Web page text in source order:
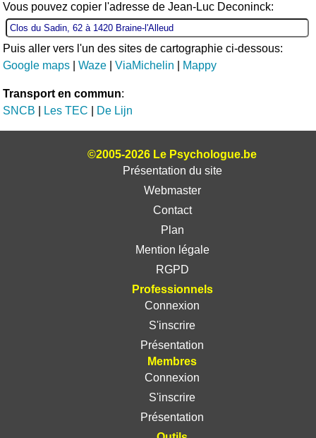
Vous pouvez copier l'adresse de Jean-Luc Deconinck:
Puis aller vers l'un des sites de cartographie ci-dessous:
Google maps |Waze |ViaMichelin Mappy
Transport en commun:
SNCB
Les TEC De Lijn
©2005-2026 Le Psychologue.be
Présentation du site
Webmaster
Contact
Plan
Mention légale
RGPD
Professionnels
Connexion
S'inscrire
Présentation
Membres
Connexion
S'inscrire
Présentation